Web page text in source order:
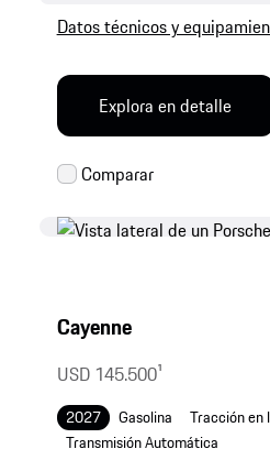
Cayenne
USD 145.5001
2027 Gasolina
Tracción en
Transmisión Automática
Datos técnicos y
Explora en detalle